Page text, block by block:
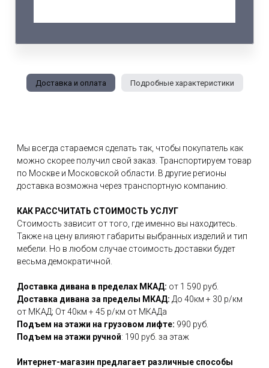
Доставка и оплата Подробные характеристики
Мы всегда стараемся сделать так, чтобы покупатель как
можно скорее получил свой заказ. Транспортируем товар
по Москве и Московской области. В другие регионы
доставка возможна через транспортную компанию.
КАК РАССЧИТАТЬ СТОИМОСТЬ УСЛУГ
Стоимость зависит от того, где именно вы находитесь.
Также на цену влияют габариты выбранных изделий и тип
мебели. Но в любом случае стоимость доставки будет
весьма демократичной.
Доставка дивана в пределах МКАД: от 1 590 руб.
Доставка дивана за пределы МКАД: До 40км + 30 р/км
от МКАД; От 40км + 45 р/км от МКАДа
Подъем на этажи на грузовом лифте: 990 руб.
Подъем на этажи ручной: 190 руб. за этаж
Интернет-магазин предлагает различные способы